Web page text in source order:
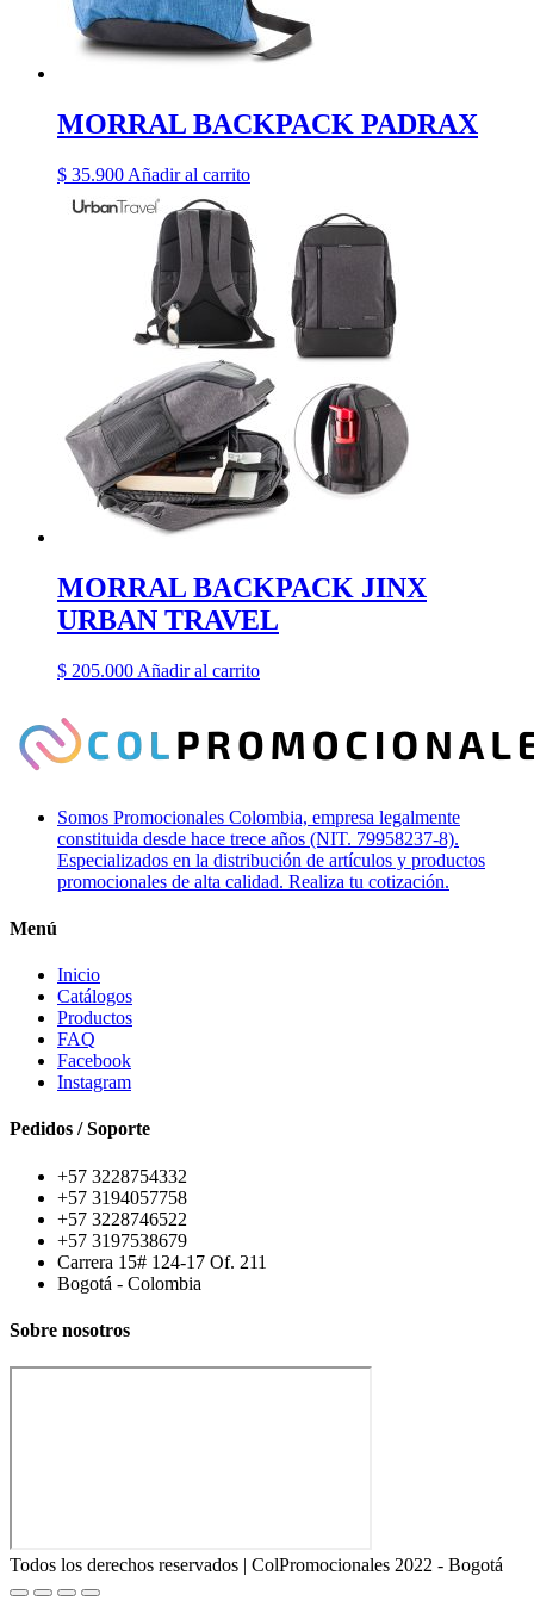
MORRAL BACKPACK PADRAX
$ 35.900 Añadir al carrito
MORRAL BACKPACK JINX
URBAN TRAVEL
$ 205.000 Añadir al carrito
Somos Promocionales Colombia, empresa legalmente
constituida desde hace trece años (NIT. 79958237-8).
Especializados en la distribución de artículos y productos
promocionales de alta calidad. Realiza tu cotización.
Menú
Inicio
Catálogos
Productos
FAQ
Facebook
Instagram
Pedidos / Soporte
+57 3228754332
+57 3194057758
+57 3228746522
+57 3197538679
Carrera 15# 124-17 Of. 211
Bogotá - Colombia
Sobre nosotros
Todos los derechos reservados | ColPromocionales 2022 - Bogotá